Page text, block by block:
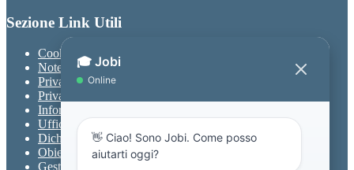
Sezione Link Utili
Cookie policy
Note legali
Privacy
Privacy Policy
Informativa Privacy chatbot Jobi
Ufficio Relazioni con il Pubblico
Dichiarazione di accessibilità
Obiettivi di accessibilità
Gestione consensi cookie